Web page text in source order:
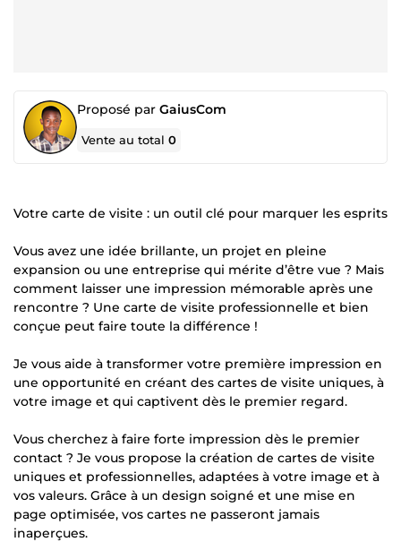
Proposé par GaiusCom
Vente au total0
Votre carte de visite : un outil clé pour marquer les esprits
Vous avez une idée brillante, un projet en pleine
expansion ou une entreprise qui mérite d’être vue ? Mais
comment laisser une impression mémorable après une
rencontre ? Une carte de visite professionnelle et bien
conçue peut faire toute la différence !
Je vous aide à transformer votre première impression en
une opportunité en créant des cartes de visite uniques, à
votre image et qui captivent dès le premier regard.
Vous cherchez à faire forte impression dès le premier
contact ? Je vous propose la création de cartes de visite
uniques et professionnelles, adaptées à votre image et à
vos valeurs. Grâce à un design soigné et une mise en
page optimisée, vos cartes ne passeront jamais
inaperçues.